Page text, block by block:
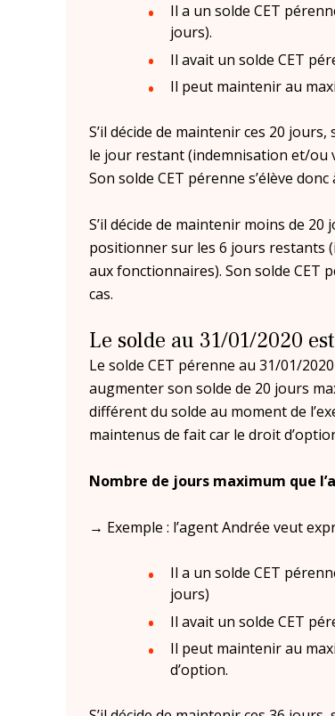
Il a un solde CET
jours).
Il avait un solde CET
Il peut maintenir au
S’il décide de maintenir ces 20
le jour restant (indemnisation et/ou
Son solde CET pérenne s’élève
S’il décide de maintenir moins de
positionner sur les 6 jours restants
aux fonctionnaires). Son solde CET
cas.
Le solde au 31/01/2020
Le solde CET pérenne au 31/01/
augmenter son solde de 20 jours
différent du solde au moment de
maintenus de fait car le droit
Nombre de jours maximum que
→ Exemple : l’agent Andrée veut
Il a un solde CET
jours)
Il avait un solde CET
Il peut maintenir au
d’option.